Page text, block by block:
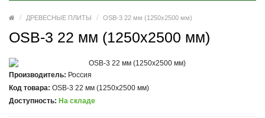
ДРЕВЕСНЫЕ ПЛИТЫ OSB-3 22 мм (1250x2500 мм)
OSB-3 22 мм (1250x2500 мм)
Производитель: Россия
Код товара: OSB-3 22 мм (1250x2500 мм)
Доступность: На складе